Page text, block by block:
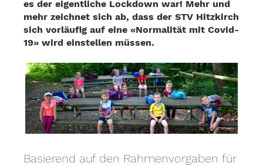
es der eigentliche Lockdown war! Mehr und
mehr zeichnet sich ab, dass der STV Hitzkirch
sich vorläufig auf eine «Normalität mit Covid-
19» wird einstellen müssen.
Basierend auf den Rahmenvorgaben für